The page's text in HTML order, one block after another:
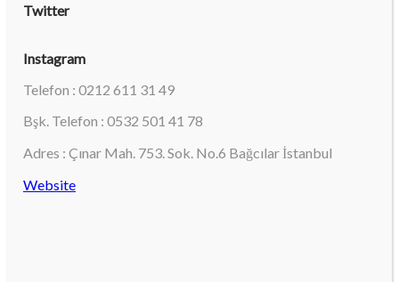
Twitter
Instagram
Telefon : 0212 611 31 49
Bşk. Telefon : 0532 501 41 78
Adres : Çınar Mah. 753. Sok. No.6 Bağcılar İstanbul
Website